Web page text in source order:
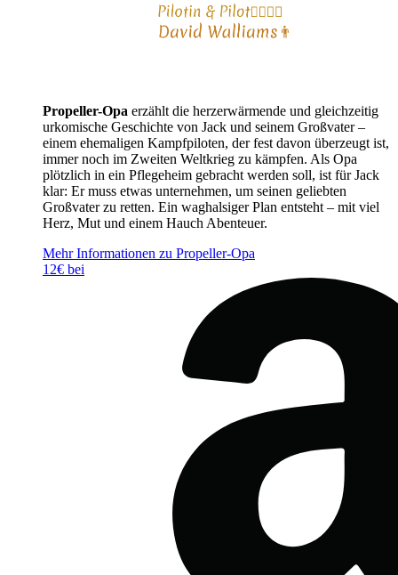
Propeller-Opa erzählt die herzerwärmende und gleichzeitig
urkomische Geschichte von Jack und seinem Großvater –
einem ehemaligen Kampfpiloten, der fest davon überzeugt ist,
immer noch im Zweiten Weltkrieg zu kämpfen. Als Opa
plötzlich in ein Pflegeheim gebracht werden soll, ist für Jack
klar: Er muss etwas unternehmen, um seinen geliebten
Großvater zu retten. Ein waghalsiger Plan entsteht – mit viel
Herz, Mut und einem Hauch Abenteuer.
Mehr Informationen zu Propeller-Opa
12€ bei